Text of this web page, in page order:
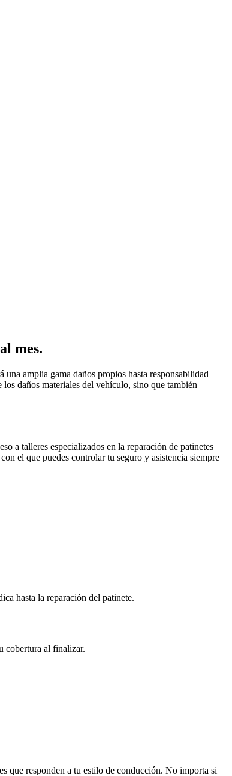
mes.
amplia gama daños propios hasta responsabilidad
daños materiales del vehículo, sino que también
a talleres especializados en la reparación de patinetes
el que puedes controlar tu seguro y asistencia siempre
hasta la reparación del patinete.
cobertura al finalizar.
que responden a tu estilo de conducción. No importa si